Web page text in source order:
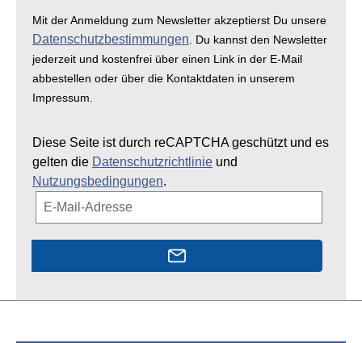
Mit der Anmeldung zum Newsletter akzeptierst Du unsere
Datenschutzbestimmungen . Du kannst den Newsletter
jederzeit und kostenfrei über einen Link in der E-Mail
abbestellen oder über die Kontaktdaten in unserem
Impressum.
Diese Seite ist durch reCAPTCHA geschützt und es
gelten die Datenschutzrichtlinie und
Nutzungsbedingungen.